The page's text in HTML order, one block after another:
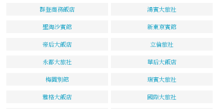
群登商務飯店 鴻賓大旅社
聖淘沙賓館 新東京賓館
帝后大飯店 立倫旅社
永都大旅社 華后大飯店
梅園別館 瑞賓大旅社
雅格大飯店 國際大旅社